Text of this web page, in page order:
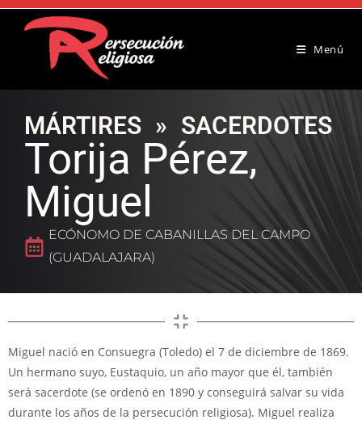
Menú
MÁRTIRES » SACERDOTES
Torija Pérez,
Miguel
ECÓNOMO DE CABANILLAS DEL CAMPO
(GUADALAJARA)
Miguel nació en Consuegra (Toledo) el 7 de diciembre de 1869.
Un hermano suyo, Eustaquio, un año mayor que él, también
será sacerdote (se ordenó en 1890 y conseguirá salvar su vida
durante los años de la persecución religiosa). Miguel realiza